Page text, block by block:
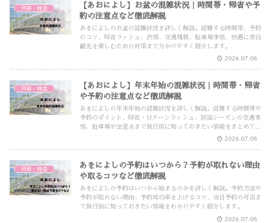
列車・特急
【あおによし】お盆の混雑状況｜時間帯・帰省や予
約の注意点など徹底解説
あをによしのお盆の混雑状況を詳しく解説。混雑する時間帯、予約
のコツ、帰省ラッシュ、渋滞、交通規制、駐車場事情、快適に奈良
観光を楽しむための対策まで分かりやすく紹介します。
2026.07.08
列車・特急
【あおによし】年末年始の混雑状況｜時間帯・帰省
や予約の注意点など徹底解説
あをによしの年末年始の混雑状況を詳しく解説。混雑する時間帯や
予約のポイント、帰省・Uターンラッシュ、初詣シーズンの交通事
情、駐車場や注意点まで旅行前に知っておきたい情報をまとめてい
2026.07.08
列車・特急
あをによしの予約はいつから？予約が取れない理由
や取るコツなど徹底解説
あをによしの予約はいつから始まるのかを詳しく解説。予約方法や
予約が取れない理由、予約成功率を上げるコツ、当日予約の可否ま
で旅行前に知っておきたい情報をわかりやすく紹介します。
2026.07.08